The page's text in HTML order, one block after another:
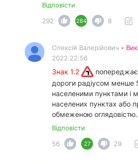
Відповісти
292
284 8
Олексій Валерійович •
2022 22:56
Знак 1.2
дороги радіусом менше
населеними пунктами
населених пунктах або
обмеженою оглядовістю.
Відповісти
56
27 29